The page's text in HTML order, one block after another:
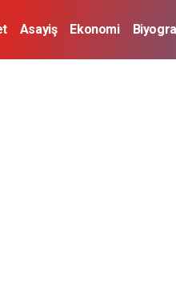
Asayiş Ekonomi